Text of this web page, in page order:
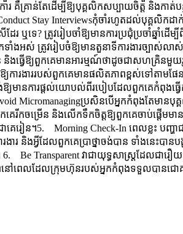
រ គឺគ្រាន់តែដើម្បីឱ្យបុគ្គលិកសប្បាយចិត្ត និងក
Stay Interviewsកុំចាំរហូតដល់បុគ្គលិកដ
ឬទេ? ត្រូវរៀបចាំឱ្យមានការប្រជុំប្រចាំឆ្នាំ
ាំងអស់ ត្រូវរៀបចំឱ្យមានតួនាទីការងារច្ប
ធ្វើឱ្យពួកគេមានអារម្មណ៍ថាដូចជាសហគ្រិន
រងាររបស់ពួកគេមានផលិតភាពខ្ពស់ទៅតាមផែ
នការផ្តល់យោបល់ពីរបៀបដែលពួកគេកំពុងធ្វើ
Micromanagingប្រសិនបើអ្នកកំពុងតែមាន
េរីកចម្រើន និងលើកទឹកចិត្តឱ្យពួកគេចាប់ផ្តើ​ម
ៀន។5. Morning Check-In ពេលខ្លះ បញ្ហា
រ និងអ្វីដែលពួកគេប្រាថ្នាចង់បាន ទាំងនេះបា
វាជាយុទ្ធសាស្ត្រដែលជារឿយៗអ្នកដឹ
ភាពនៅពេលដែលក្រុមហ៊ុនរបស់អ្នកកំពុងទទួលបាន